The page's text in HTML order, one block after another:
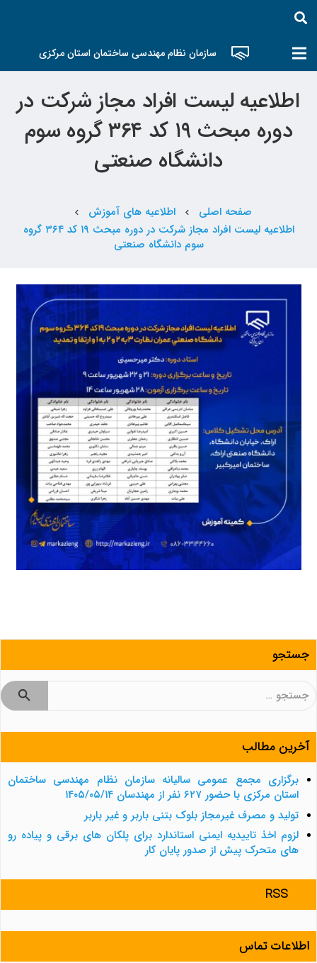
سازمان نظام مهندسی ساختمان استان مرکزی
اطلاعیه لیست افراد مجاز شرکت در
دوره مبحث ۱۹ کد ۳۶۴ گروه سوم
دانشگاه صنعتی
صفحه اصلی chevron_left اطلاعیه های آموزش chevron_left
اطلاعیه لیست افراد مجاز شرکت در دوره مبحث ۱۹ کد ۳۶۴ گروه
سوم دانشگاه صنعتی
جستجو
جستجو
آخرین مطالب
برگزاری مجمع عمومی سالیانه سازمان نظام مهندسی ساختمان
استان مرکزی با حضور ۶۲۷ نفر از مهندسان ۱۴۰۵/۰۵/۱۴
تولید و مصرف غیرمجاز بلوک بتنی باربر و غیر باربر
لزوم اخذ تاییدیه ایمنی استاندارد برای پلکان های برقی و پیاده رو
های متحرک پیش از صدور پایان کار
RSS
اطلاعات تماس